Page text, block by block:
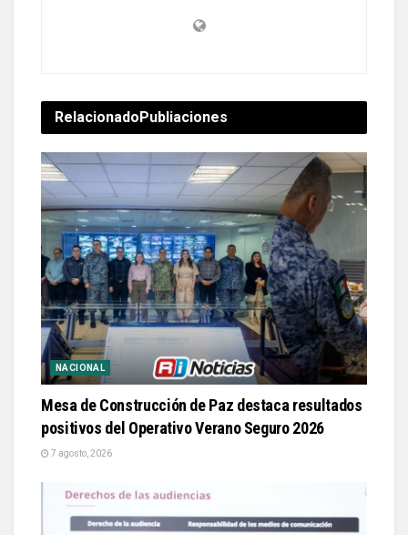
RelacionadoPubliaciones
NACIONAL
Mesa de Construcción de Paz destaca resultados
positivos del Operativo Verano Seguro 2026
7 agosto, 2026